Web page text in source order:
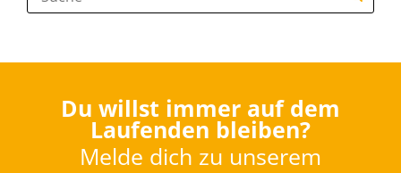
Du willst immer auf dem
Laufenden bleiben?
Melde dich zu unserem